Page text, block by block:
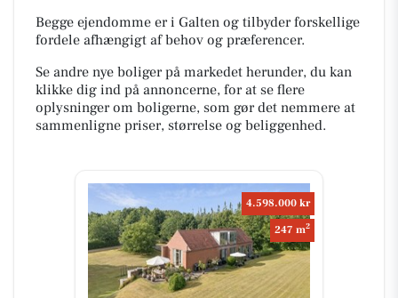
Begge ejendomme er i Galten og tilbyder forskellige
fordele afhængigt af behov og præferencer.
Se andre nye boliger på markedet herunder, du kan
klikke dig ind på annoncerne, for at se flere
oplysninger om boligerne, som gør det nemmere at
sammenligne priser, størrelse og beliggenhed.
4.598.000 kr
247 m2